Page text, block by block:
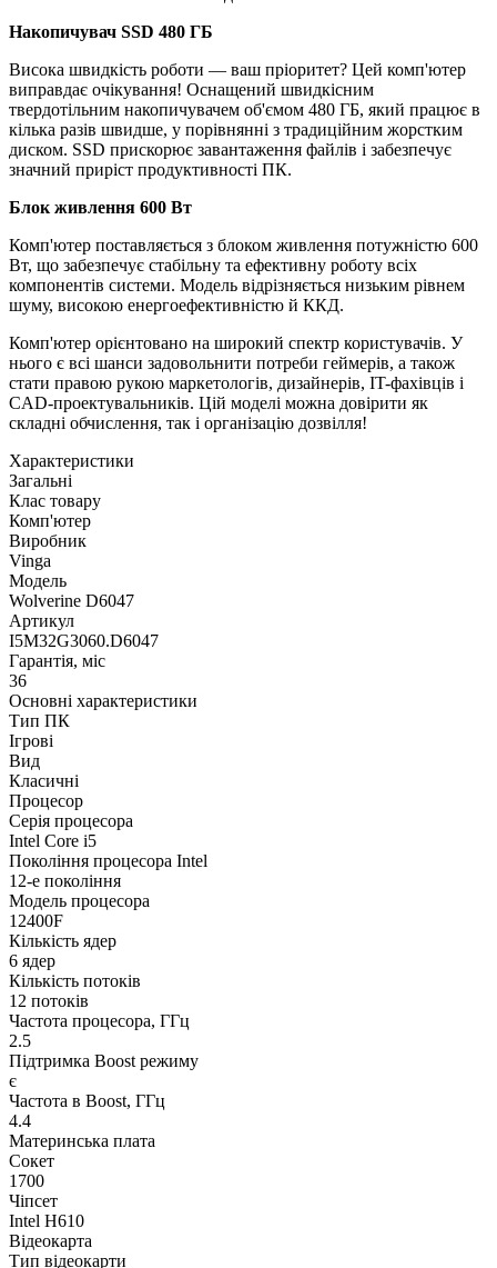
Накопичувач SSD 480 ГБ
Висока швидкість роботи — ваш пріоритет? Цей комп'ютер
виправдає очікування! Оснащений швидкісним
твердотільним накопичувачем об'ємом 480 ГБ, який працює в
кілька разів швидше, у порівнянні з традиційним жорстким
диском. SSD прискорює завантаження файлів і забезпечує
значний приріст продуктивності ПК.
Блок живлення 600 Вт
Комп'ютер поставляється з блоком живлення потужністю 600
Вт, що забезпечує стабільну та ефективну роботу всіх
компонентів системи. Модель відрізняється низьким рівнем
шуму, високою енергоефективністю й ККД.
Комп'ютер орієнтовано на широкий спектр користувачів. У
нього є всі шанси задовольнити потреби геймерів, а також
стати правою рукою маркетологів, дизайнерів, IT-фахівців і
CAD-проектувальників. Цій моделі можна довірити як
складні обчислення, так і організацію дозвілля!
Характеристики
Загальні
Клас товару
Комп'ютер
Виробник
Vinga
Модель
Wolverine D6047
Артикул
I5M32G3060.D6047
Гарантія, міс
36
Основні характеристики
Тип ПК
Ігрові
Вид
Класичні
Процесор
Серія процесора
Intel Core i5
Покоління процесора Intel
12-е покоління
Модель процесора
12400F
Кількість ядер
6 ядер
Кількість потоків
12 потоків
Частота процесора, ГГц
2.5
Підтримка Boost режиму
є
Частота в Boost, ГГц
4.4
Материнська плата
Сокет
1700
Чіпсет
Intel H610
Відеокарта
Тип відеокарти